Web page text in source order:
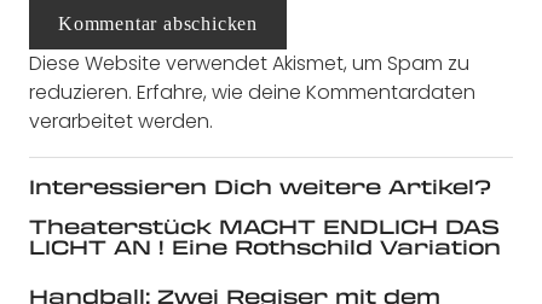
Kommentar abschicken
Diese Website verwendet Akismet, um Spam zu
reduzieren. Erfahre, wie deine Kommentardaten
verarbeitet werden.
Interessieren Dich weitere Artikel?
Theaterstück MACHT ENDLICH DAS
LICHT AN ! Eine Rothschild Variation
Handball: Zwei Regiser mit dem